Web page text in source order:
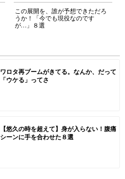
この展開を、誰が予想できただろ
うか！「今でも現役なのです
が…」８選
ワロタ再ブームがきてる。なんか、だって
「ウケる」ってさ
【悠久の時を超えて】身が入らない！腹痛
シーンに手を合わせた８選